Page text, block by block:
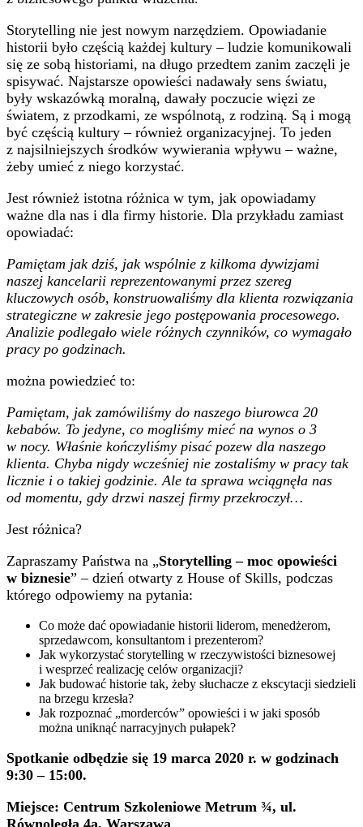
Storytelling nie jest nowym narzędziem. Opowiadanie
historii było częścią każdej kultury – ludzie komunikowali
się ze sobą historiami, na długo przedtem zanim zaczęli je
spisywać. Najstarsze opowieści nadawały sens światu,
były wskazówką moralną, dawały poczucie więzi ze
światem, z przodkami, ze wspólnotą, z rodziną. Są i mogą
być częścią kultury – również organizacyjnej. To jeden
z najsilniejszych środków wywierania wpływu – ważne,
żeby umieć z niego korzystać.
Jest również istotna różnica w tym, jak opowiadamy
ważne dla nas i dla firmy historie. Dla przykładu zamiast
opowiadać:
Pamiętam jak dziś, jak wspólnie z kilkoma dywizjami
naszej kancelarii reprezentowanymi przez szereg
kluczowych osób, konstruowaliśmy dla klienta rozwiązania
strategiczne w zakresie jego postępowania procesowego.
Analizie podlegało wiele różnych czynników, co wymagało
pracy po godzinach.
można powiedzieć to:
Pamiętam, jak zamówiliśmy do naszego biurowca 20
kebabów. To jedyne, co mogliśmy mieć na wynos o 3
w nocy. Właśnie kończyliśmy pisać pozew dla naszego
klienta. Chyba nigdy wcześniej nie zostaliśmy w pracy tak
licznie i o takiej godzinie. Ale ta sprawa wciągnęła nas
od momentu, gdy drzwi naszej firmy przekroczył…
Jest różnica?
Zapraszamy Państwa na „Storytelling – moc opowieści
w biznesie” – dzień otwarty z House of Skills, podczas
którego odpowiemy na pytania:
Co może dać opowiadanie historii liderom, menedżerom,
sprzedawcom, konsultantom i prezenterom?
Jak wykorzystać storytelling w rzeczywistości biznesowej
i wesprzeć realizację celów organizacji?
Jak budować historie tak, żeby słuchacze z ekscytacji siedzieli
na brzegu krzesła?
Jak rozpoznać „morderców” opowieści i w jaki sposób
można uniknąć narracyjnych pułapek?
Spotkanie odbędzie się 19 marca 2020 r. w godzinach
9:30 – 15:00.
Miejsce: Centrum Szkoleniowe Metrum ¾, ul.